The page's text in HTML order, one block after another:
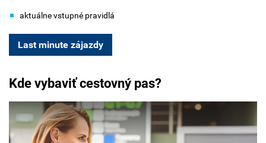
aktuálne vstupné pravidlá
Last minute zájazdy
Kde vybaviť cestovný pas?